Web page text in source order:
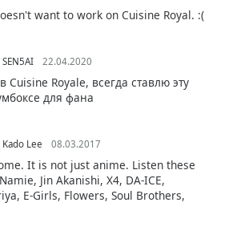
want to work on Cuisine Royal. :(
SEN5AI 22.04.2020
Cuisine Royale, всегда ставлю эту
для фана
Kado Lee 08.03.2017
It is not just anime. Listen these
Jin Akanishi, X4, DA-ICE,
E-Girls, Flowers, Soul Brothers,